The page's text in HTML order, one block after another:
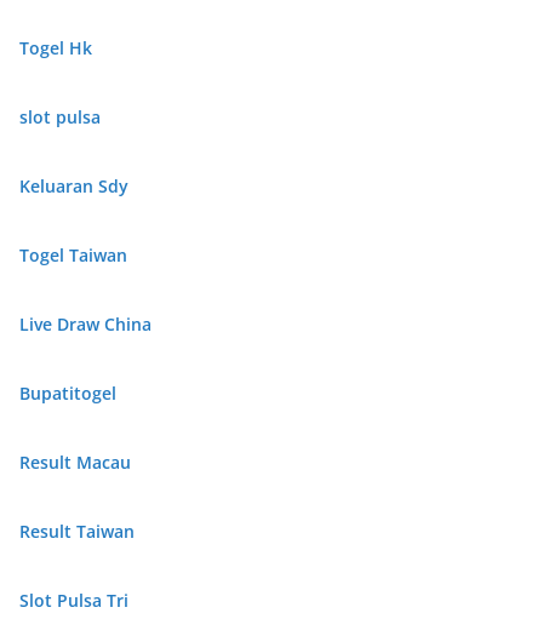
Togel Hk
slot pulsa
Keluaran Sdy
Togel Taiwan
Live Draw China
Bupatitogel
Result Macau
Result Taiwan
Slot Pulsa Tri